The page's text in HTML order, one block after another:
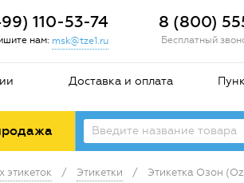
110-53-74
нам: msk@tze1.ru
8 (800)
Бесплатный
Доставка и оплата
этикеток / Этикетки / Этикетка Озон